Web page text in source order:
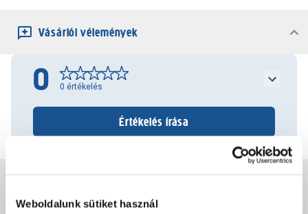
Weboldalunk sütiket használ
Vásárlói vélemények
0 0 értékelés
Értékelés írása